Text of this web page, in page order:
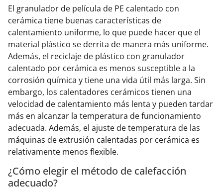
El granulador de película de PE calentado con
cerámica tiene buenas características de
calentamiento uniforme, lo que puede hacer que el
material plástico se derrita de manera más uniforme.
Además, el reciclaje de plástico con granulador
calentado por cerámica es menos susceptible a la
corrosión química y tiene una vida útil más larga. Sin
embargo, los calentadores cerámicos tienen una
velocidad de calentamiento más lenta y pueden tardar
más en alcanzar la temperatura de funcionamiento
adecuada. Además, el ajuste de temperatura de las
máquinas de extrusión calentadas por cerámica es
relativamente menos flexible.
¿Cómo elegir el método de calefacción
adecuado?